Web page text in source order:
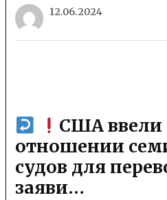
12.06.2024
США ввели
отношении
судов для
заяви…